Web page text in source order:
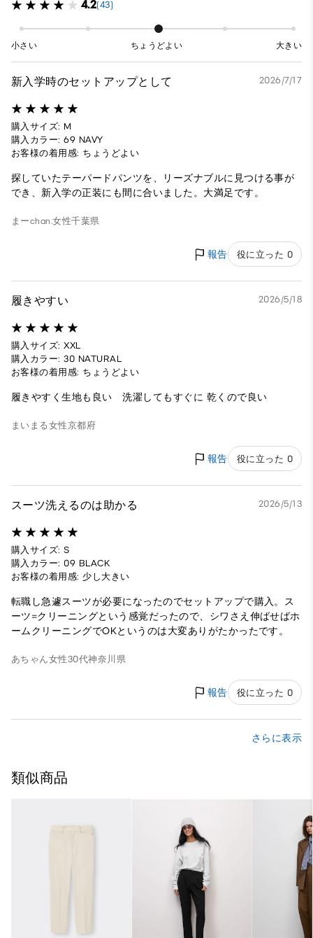
4.2(43)
小さい ちょうどよい 大きい
新入学時のセットアップとして 2026/7/17
購入サイズ: M
購入カラー: 69 NAVY
お客様の着用感: ちょうどよい
探していたテーパードパンツを、リーズナブルに見つける事が
でき、新入学の正装にも間に合いました。大満足です。
まーchan.女性千葉県
報告 役に立った 0
履きやすい 2026/5/18
購入サイズ: XXL
購入カラー: 30 NATURAL
お客様の着用感: ちょうどよい
履きやすく生地も良い 洗濯してもすぐに 乾くので良い
まいまる女性京都府
報告 役に立った 0
スーツ洗えるのは助かる 2026/5/13
購入サイズ: S
購入カラー: 09 BLACK
お客様の着用感: 少し大きい
転職し急遽スーツが必要になったのでセットアップで購入。ス
ーツ=クリーニングという感覚だったので、シワさえ伸ばせばホ
ームクリーニングでOKというのは大変ありがたかったです。
あちゃん女性30代神奈川県
報告 役に立った 0
さらに表示
類似商品